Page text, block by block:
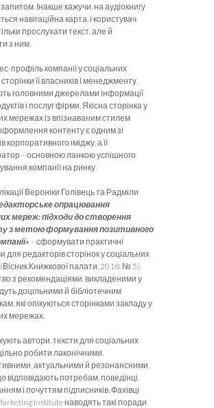
Інакше кажучи, на аудіокнигу
навігаційна карта, і користувач
прослухати текст, але й
з ним.
профіль компанії у соціальних
її власників і менеджменту,
головними джерелами інформації
і послуг фірми. Якісна сторінка у
мережах із впізнаваним стилем
контенту є одним зі
корпоративного іміджу, а її
– основною ланкою успішного
компанії на ринку.
Вероніки Голівець та Радміли
опрацювання
мереж: підходи до створення
з метою формування позитивного
– сформувати практичні
для редакторів сторінок у соціальних
Книжкової палати. 2018. № 5).
з рекомендаціями, викладеними у
доцільними й бібліотечним
які опікуються сторінками закладу у
мережах.
автори, тексти для соціальних
робити лаконічними,
актуальними й резонансними,
відповідають потребам, поведінці,
і почуттям підписників. Фахівці
Institute наводять такі поради